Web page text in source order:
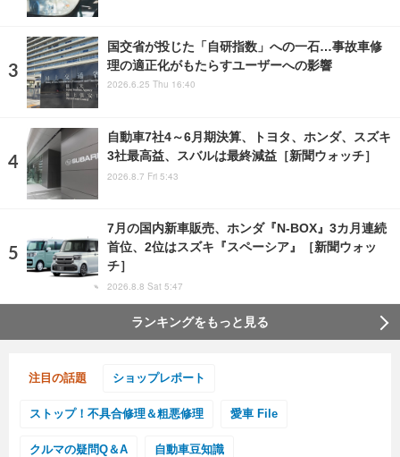
国交省が投じた「自研指数」への一石…事故車修
理の適正化がもたらすユーザーへの影響
2026.6.25 Thu 16:40
自動車7社4～6月期決算、トヨタ、ホンダ、スズキ
3社最高益、スバルは最終減益［新聞ウォッチ］
2026.8.7 Fri 5:43
7月の国内新車販売、ホンダ『N-BOX』3カ月連続
首位、2位はスズキ『スペーシア』［新聞ウォッ
チ］
2026.8.8 Sat 5:47
ランキングをもっと見る
注目の話題 ショップレポート
ストップ！不具合修理＆粗悪修理 愛車 File
クルマの疑問Q＆A 自動車豆知識